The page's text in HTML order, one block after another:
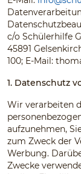
c/o Schülerhilfe
45891
100; E-Mail:
1. Datenschutz
Wir verarbeiten
aufzunehmen,
zum Zweck der
Werbung.
Zwecke